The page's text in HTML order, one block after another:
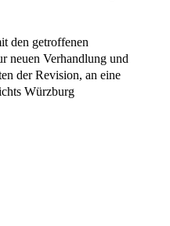
den getroffenen
neuen Verhandlung und
der Revision, an eine
Würzburg